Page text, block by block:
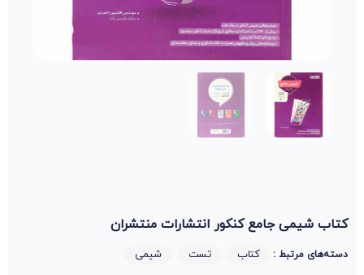
کتاب شیمی جامع کنکور انتشارات منتشران
دسته‌های مرتبط : کتاب تست شیمی